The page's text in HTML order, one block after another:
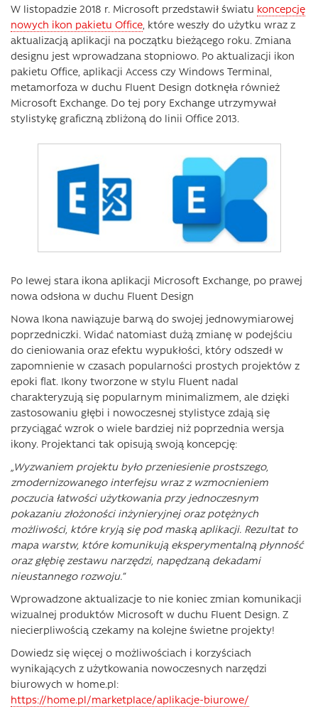
W listopadzie 2018 r. Microsoft przedstawił światu koncepcję
nowych ikon pakietu Office , które weszły do użytku wraz z
aktualizacją aplikacji na początku bieżącego roku. Zmiana
designu jest wprowadzana stopniowo. Po aktualizacji ikon
pakietu Office, aplikacji Access czy Windows Terminal,
metamorfoza w duchu Fluent Design dotknęła również
Microsoft Exchange. Do tej pory Exchange utrzymywał
stylistykę graficzną zbliżoną do linii Office 2013.
Po lewej stara ikona aplikacji Microsoft Exchange, po prawej
nowa odsłona w duchu Fluent Design
Nowa Ikona nawiązuje barwą do swojej jednowymiarowej
poprzedniczki. Widać natomiast dużą zmianę w podejściu
do cieniowania oraz efektu wypukłości, który odszedł w
zapomnienie w czasach popularności prostych projektów z
epoki flat. Ikony tworzone w stylu Fluent nadal
charakteryzują się popularnym minimalizmem, ale dzięki
zastosowaniu głębi i nowoczesnej stylistyce zdają się
przyciągać wzrok o wiele bardziej niż poprzednia wersja
ikony. Projektanci tak opisują swoją koncepcję:
„Wyzwaniem projektu było przeniesienie prostszego,
zmodernizowanego interfejsu wraz z wzmocnieniem
poczucia łatwości użytkowania przy jednoczesnym
pokazaniu złożoności inżynieryjnej oraz potężnych
możliwości, które kryją się pod maską aplikacji. Rezultat to
mapa warstw, które komunikują eksperymentalną płynność
oraz głębię zestawu narzędzi, napędzaną dekadami
nieustannego rozwoju.”
Wprowadzone aktualizacje to nie koniec zmian komunikacji
wizualnej produktów Microsoft w duchu Fluent Design. Z
niecierpliwością czekamy na kolejne świetne projekty!
Dowiedz się więcej o możliwościach i korzyściach
wynikających z użytkowania nowoczesnych narzędzi
biurowych w home.pl:
https://home.pl/marketplace/aplikacje-biurowe/